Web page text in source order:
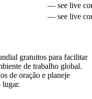
— see live
— see live
gratuitos para facilitar
de trabalho global.
de oração e planeje